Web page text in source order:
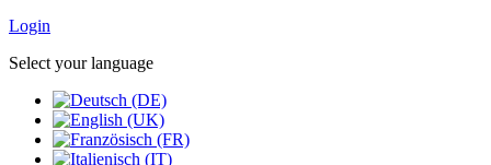
Login
Select your language